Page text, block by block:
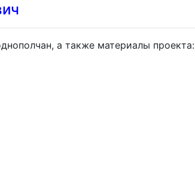
а также материалы проекта: